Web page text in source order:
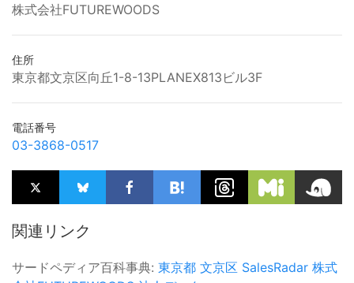
株式会社FUTUREWOODS
住所
東京都文京区向丘1-8-13PLANEX813ビル3F
電話番号
03-3868-0517
関連リンク
サードペディア百科事典: 東京都 文京区 SalesRadar 株式